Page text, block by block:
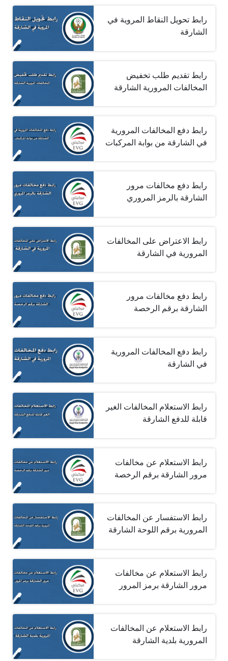
رابط تحويل النقاط المروية في
الشارقة
رابط تقديم طلب تخفيض
المخالفات المرورية الشارقة
رابط دفع المخالفات المرورية
في الشارقة من بوابة المركبات
رابط دفع مخالفات مرور
الشارقة بالرمز المروري
رابط الاعتراض على المخالفات
المرورية في الشارقة
رابط دفع مخالفات مرور
الشارقة برقم الرخصة
رابط دفع المخالفات المرورية
في الشارقة
رابط الاستعلام المخالفات الغير
قابلة للدفع الشارقة
رابط الاستعلام عن مخالفات
مرور الشارقة برقم الرخصة
رابط الاستفسار عن المخالفات
المرورية برقم اللوحة الشارقة
رابط الاستعلام عن مخالفات
مرور الشارقة برمز المرور
رابط الاستعلام عن المخالفات
المرورية بلدية الشارقة